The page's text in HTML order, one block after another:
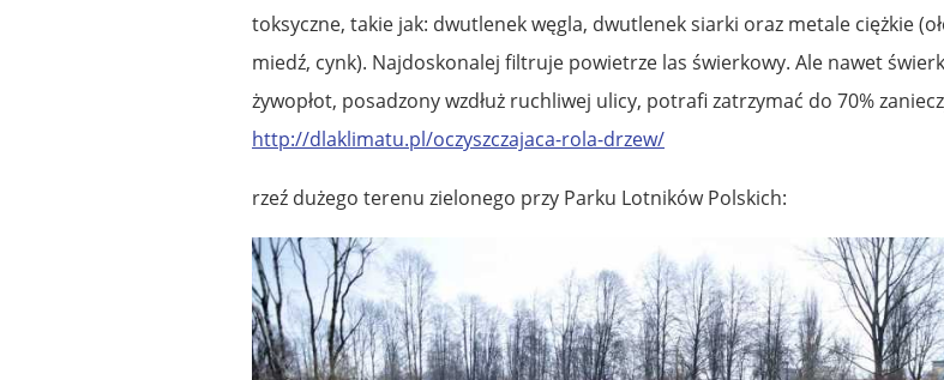
toksyczne, takie jak: dwutlenek węgla, dwutlenek siarki oraz metale ciężkie
miedź, cynk). Najdoskonalej filtruje powietrze las świerkowy. Ale nawet
żywopłot, posadzony wzdłuż ruchliwej ulicy, potrafi zatrzymać do 70%
http://dlaklimatu.pl/oczyszczajaca-rola-drzew/
rzeź dużego terenu zielonego przy Parku Lotników Polskich: